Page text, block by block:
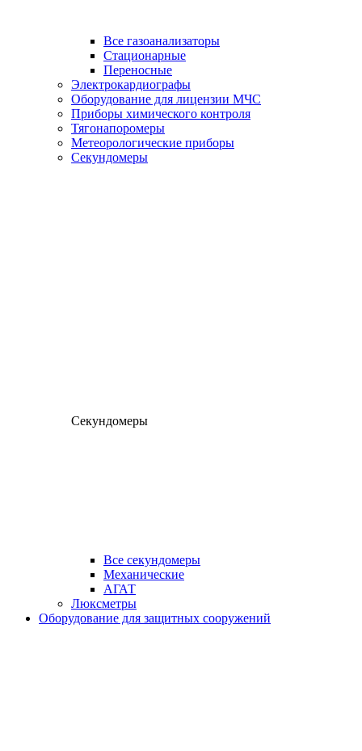
Все газоанализаторы
Cтационарные
Переносные
Электрокардиографы
Оборудование для лицензии МЧС
Приборы химического контроля
Тягонапоромеры
Метеорологические приборы
Секундомеры
Секундомеры
Все секундомеры
Механические
АГАТ
Люксметры
Оборудование для защитных сооружений